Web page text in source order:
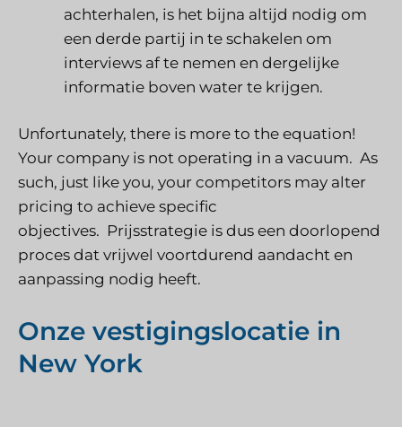
achterhalen, is het bijna altijd nodig om
een derde partij in te schakelen om
interviews af te nemen en dergelijke
informatie boven water te krijgen.
Unfortunately, there is more to the equation!
Your company is not operating in a vacuum. As
such, just like you, your competitors may alter
pricing to achieve specific
objectives. Prijsstrategie is dus een doorlopend
proces dat vrijwel voortdurend aandacht en
aanpassing nodig heeft.
Onze vestigingslocatie in
New York